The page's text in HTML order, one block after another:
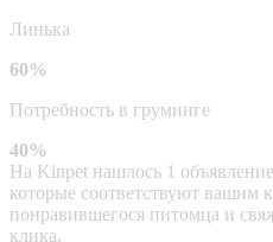
Линька
60%
Потребность в груминге
40%
На Kinpet нашлось 1
которые соответствуют вашим
понравившегося питомца и
клика.